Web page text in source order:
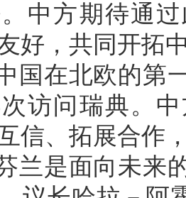
中方期待通
好，共同开拓
国在北欧的第
访问瑞典。
信、拓展合作
兰是面向未来